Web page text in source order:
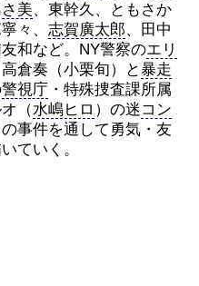
美、東幹久、ともさか
々、 志賀廣太郎、田中
和など。NY警察のエリ
倉奏（小栗旬）と暴走
警視庁・特殊捜査課所属
（水嶋ヒロ ）の迷コン
事件を通して勇気・友
ていく。